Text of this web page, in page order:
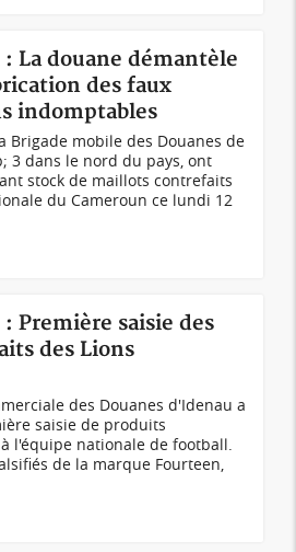
La douane démantèle
des faux
indomptables
Brigade mobile des Douanes de
3 dans le nord du pays, ont
stock de maillots contrefaits
du Cameroun ce lundi 12
Première saisie des
des Lions
des Douanes d'Idenau a
saisie de produits
l'équipe nationale de football.
de la marque Fourteen,